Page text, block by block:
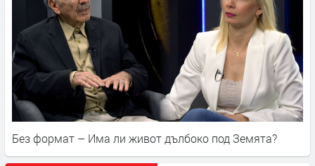
Без формат – Има ли живот дълбоко под Земята?